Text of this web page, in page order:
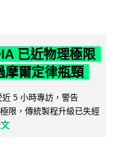
已近物理極限
摩爾定律瓶頸
5 小時專訪，警告
限，傳統製程升級已失經